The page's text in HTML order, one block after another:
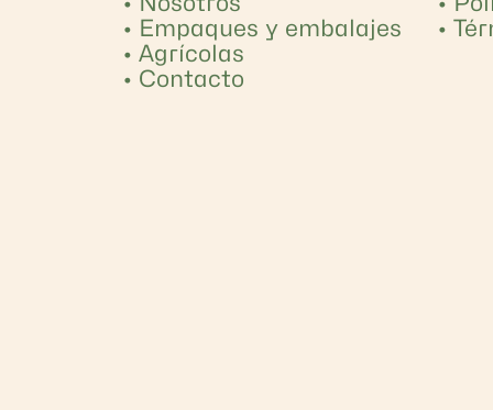
• Empaques y embalajes
• Agrícolas
• Contacto
•